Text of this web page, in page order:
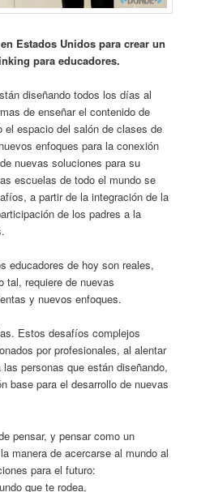
Estados Unidos para crear un
para educadores.
diseñando todos los días al
de enseñar el contenido de
el espacio del salón de clases de
enfoques para la conexión
nuevas soluciones para su
escuelas de todo el mundo se
a partir de la integración de la
de los padres a la
educadores de hoy son reales,
tal, requiere de nuevas
y nuevos enfoques.
Estos desafíos complejos
por profesionales, al alentar
personas que están diseñando,
base para el desarrollo de nuevas
pensar, y pensar como un
manera de acercarse al mundo al
para el futuro:
que te rodea,